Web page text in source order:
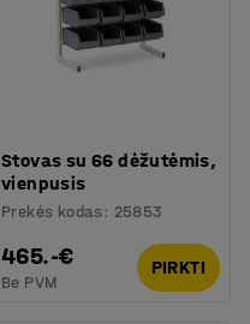
Stovas su 66 dėžutėmis,
vienpusis
Prekės kodas : 25853
465.-€
Be PVM
PIRKTI